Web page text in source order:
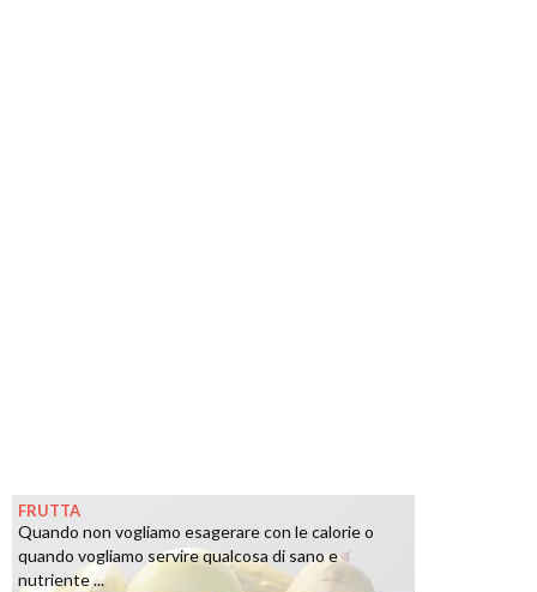
FRUTTA
Quando non vogliamo esagerare con le calorie o
quando vogliamo servire qualcosa di sano e
nutriente ...